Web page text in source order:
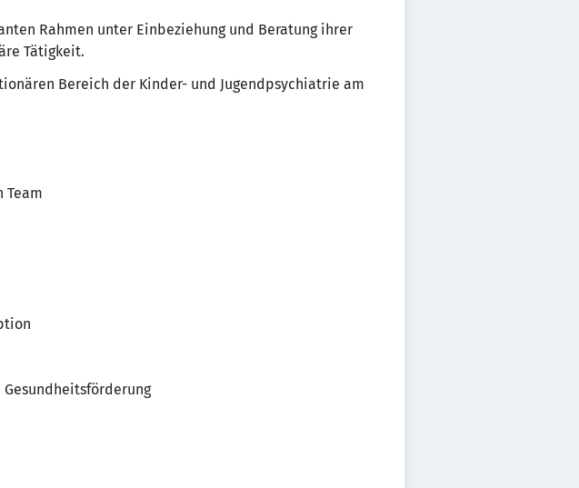
Rahmen unter Einbeziehung und Beratung ihrer
Tätigkeit.
Bereich der Kinder- und Jugendpsychiatrie am